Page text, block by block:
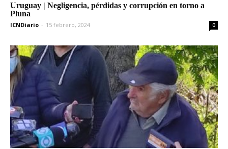
Uruguay | Negligencia, pérdidas y corrupción en torno a
Pluna
ICNDiario - 15 febrero, 2024 0